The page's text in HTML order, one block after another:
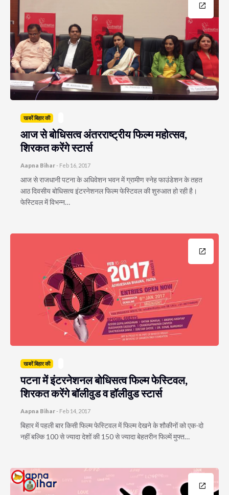
खबरें बिहार की
आज से बोधिसत्व अंतरराष्ट्रीय फिल्म महोत्सव,
शिरकत करेंगे स्टार्स
Aapna Bihar- Feb 16, 2017
आज से राजधानी पटना के अधिवेशन भवन में ग्रामीण स्नेह फाउंडेशन के तहत
आठ दिवसीय बोधिसत्व इंटरनेशनल फिल्म फेस्टिवल की शुरुआत हो रही है।
फेस्टिवल में विभन्न…
खबरें बिहार की
पटना में इंटरनेशनल बोधिसत्व फिल्म फेस्टिवल,
शिरकत करेंगे बॉलीवुड व हॉलीवुड स्टार्स
Aapna Bihar- Feb 14, 2017
बिहार में पहली बार किसी फिल्म फेस्टिवल में फिल्म देखने के शौकीनों को एक-दो
नहीं बल्कि 100 से ज्यादा देशों की 150 से ज्यादा बेहतरीन फिल्में मुफ्त…